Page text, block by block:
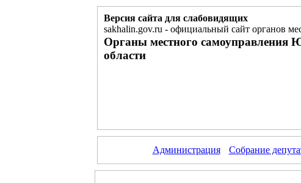
Версия сайта для слабовидящих
sakhalin.gov.ru - официальный сайт органов
Органы местного самоуправления
области
Администрация Собрание